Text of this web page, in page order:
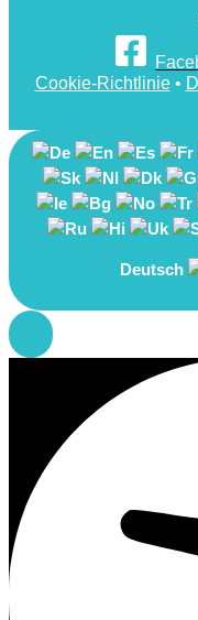
Cookie-Richtlinie•
Deutsch